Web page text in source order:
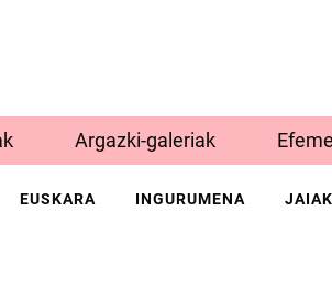
Argazki-galeriak
EUSKARA INGURUMENA JAIAK